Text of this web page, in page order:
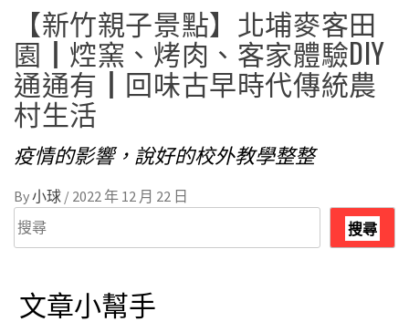
【新竹親子景點】北埔麥客田
園┃焢窯、烤肉、客家體驗DIY
通通有┃回味古早時代傳統農
村生活
疫情的影響，說好的校外教學整整
By小球 / 2022 年 12 月 22 日
搜
尋
搜尋
文章小幫手